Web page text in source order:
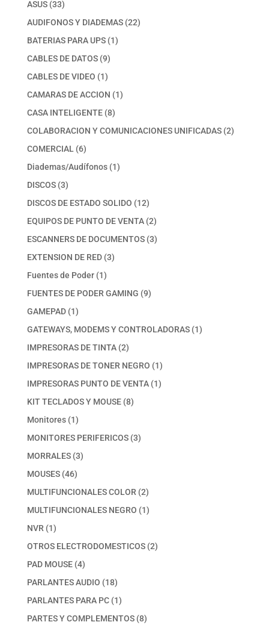
ASUS 3333
productos
AUDIFONOS Y DIADEMAS 2222
BATERIAS PARA UPS 11
CABLES DE DATOS 99
productos
CABLES DE VIDEO 11
producto
CAMARAS DE ACCION 11
CASA INTELIGENTE 88
productos
COLABORACION Y COMUNICACIONES UNIFICADAS 22
COMERCIAL 66
productos
Diademas/Audífonos 11
DISCOS 33
productos
DISCOS DE ESTADO SOLIDO 1212
productos
EQUIPOS DE PUNTO DE VENTA 22
productos
ESCANNERS DE DOCUMENTOS 33
EXTENSION DE RED 33
Fuentes de Poder 11
producto
FUENTES DE PODER GAMING 99
GAMEPAD 11
producto
GATEWAYS, MODEMS Y CONTROLADORAS 11
IMPRESORAS DE TINTA 22
productos
IMPRESORAS DE TONER NEGRO 11
producto
IMPRESORAS PUNTO DE VENTA 11
KIT TECLADOS Y MOUSE 88
Monitores 11
producto
MONITORES PERIFERICOS 33
MORRALES 33
MOUSES 4646
productos
MULTIFUNCIONALES COLOR 22
productos
MULTIFUNCIONALES NEGRO 11
NVR 11
producto
OTROS ELECTRODOMESTICOS 22
PAD MOUSE 44
productos
PARLANTES AUDIO 1818
productos
PARLANTES PARA PC 11
producto
PARTES Y COMPLEMENTOS 88